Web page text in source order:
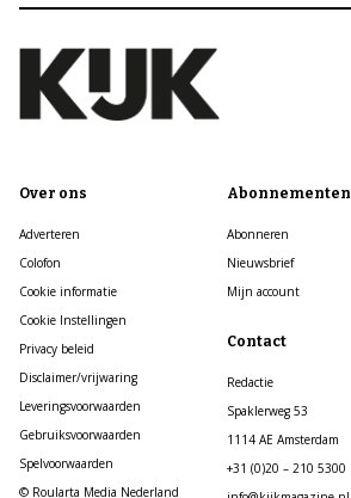
Over ons
Adverteren
Colofon
Cookie informatie
Cookie Instellingen
Privacy beleid
Disclaimer/vrijwaring
Leveringsvoorwaarden
Gebruiksvoorwaarden
Spelvoorwaarden
© Roularta Media Nederland
Abonnementen
Abonneren
Nieuwsbrief
Mijn account
Contact
Redactie
Spaklerweg 53
1114 AE Amsterdam
+31 (0)20 – 210 5300